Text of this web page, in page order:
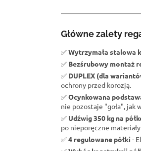
Główne zalety
✅Wytrzymała stalowa
✅ Bezśrubowy montaż
✅ DUPLEX (dla
ochrony przed korozją.
✅Ocynkowana
nie pozostaje "goła", jak
✅ Udźwig 350 kg na
po nieporęczne
✅4 regulowane półki -